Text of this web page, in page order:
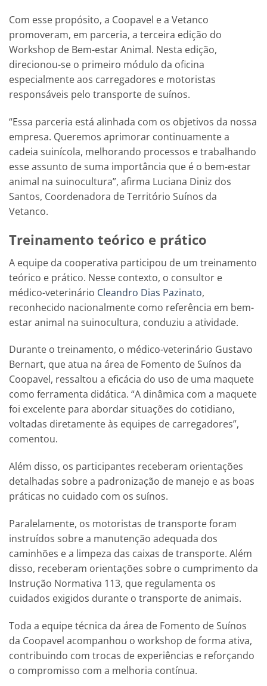
Com esse propósito, a Coopavel e a Vetanco
promoveram, em parceria, a terceira edição do
Workshop de Bem-estar Animal. Nesta edição,
direcionou-se o primeiro módulo da oficina
especialmente aos carregadores e motoristas
responsáveis pelo transporte de suínos.
“Essa parceria está alinhada com os objetivos da nossa
empresa. Queremos aprimorar continuamente a
cadeia suinícola, melhorando processos e trabalhando
esse assunto de suma importância que é o bem-estar
animal na suinocultura”, afirma Luciana Diniz dos
Santos, Coordenadora de Território Suínos da
Vetanco.
Treinamento teórico e prático
A equipe da cooperativa participou de um treinamento
teórico e prático. Nesse contexto, o consultor e
médico-veterinário Cleandro Dias Pazinato,
reconhecido nacionalmente como referência em bem-
estar animal na suinocultura, conduziu a atividade.
Durante o treinamento, o médico-veterinário Gustavo
Bernart, que atua na área de Fomento de Suínos da
Coopavel, ressaltou a eficácia do uso de uma maquete
como ferramenta didática. “A dinâmica com a maquete
foi excelente para abordar situações do cotidiano,
voltadas diretamente às equipes de carregadores”,
comentou.
Além disso, os participantes receberam orientações
detalhadas sobre a padronização de manejo e as boas
práticas no cuidado com os suínos.
Paralelamente, os motoristas de transporte foram
instruídos sobre a manutenção adequada dos
caminhões e a limpeza das caixas de transporte. Além
disso, receberam orientações sobre o cumprimento da
Instrução Normativa 113, que regulamenta os
cuidados exigidos durante o transporte de animais.
Toda a equipe técnica da área de Fomento de Suínos
da Coopavel acompanhou o workshop de forma ativa,
contribuindo com trocas de experiências e reforçando
o compromisso com a melhoria contínua.